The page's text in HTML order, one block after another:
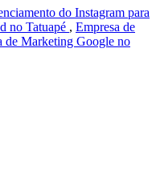
do Instagram para
no Tatuapé , Empresa de
de Marketing Google no